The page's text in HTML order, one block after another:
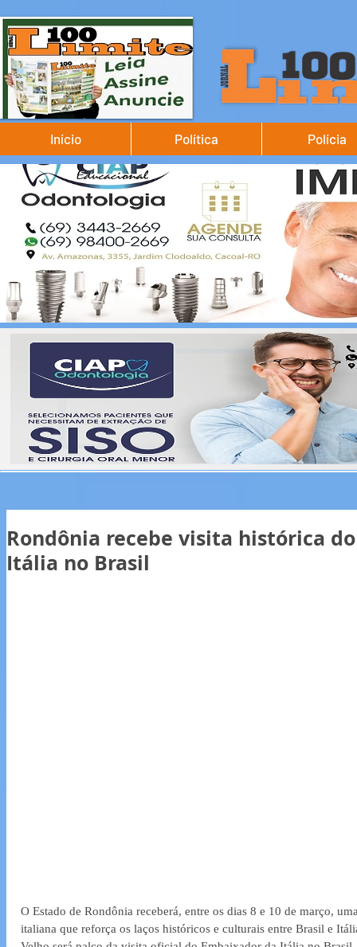
Início Política Polícia
Rondônia recebe visita histórica
Itália no Brasil
O Estado de Rondônia receberá, entre os dias 8 e 10 de março,
italiana que reforça os laços históricos e culturais entre Brasil e